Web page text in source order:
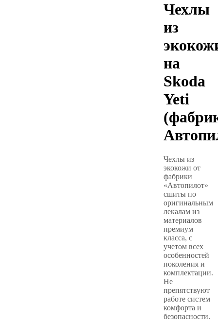
Чехлы
из
на
Skoda
Yeti
Чехлы из
экокожи от
фабрики
«Автопилот»
сшиты по
оригинальным
лекалам из
материалов
премиум
класса, с
учетом всех
особенностей
поколения и
комплектации.
Не
препятствуют
работе систем
комфорта и
безопасности.